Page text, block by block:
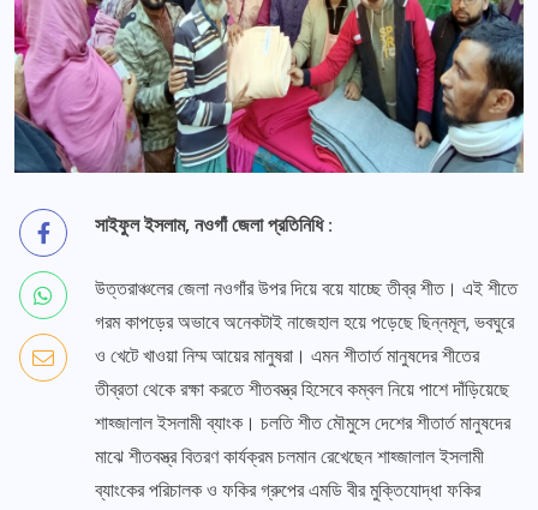
সাইফুল ইসলাম, নওগাঁ জেলা প্রতিনিধি :
উত্তরাঞ্চলের জেলা নওগাঁর উপর দিয়ে বয়ে যাচ্ছে তীব্র শীত। এই শীতে
গরম কাপড়ের অভাবে অনেকটাই নাজেহাল হয়ে পড়েছে ছিন্নমূল, ভবঘুরে
ও খেটে খাওয়া নিম্ম আয়ের মানুষরা। এমন শীতার্ত মানুষদের শীতের
তীব্রতা থেকে রক্ষা করতে শীতবস্ত্র হিসেবে কম্বল নিয়ে পাশে দাঁড়িয়েছে
শাহ্জালাল ইসলামী ব্যাংক। চলতি শীত মৌমুসে দেশের শীতার্ত মানুষদের
মাঝে শীতবস্ত্র বিতরণ কার্যক্রম চলমান রেখেছেন শাহ্জালাল ইসলামী
ব্যাংকের পরিচালক ও ফকির গ্রুপের এমডি বীর মুক্তিযোদ্ধা ফকির